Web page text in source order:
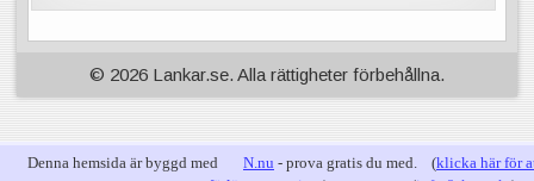
© 2026 Lankar.se. Alla rättigheter förbehållna.
Denna hemsida är byggd med N.nu - prova gratis du med. (klicka här för